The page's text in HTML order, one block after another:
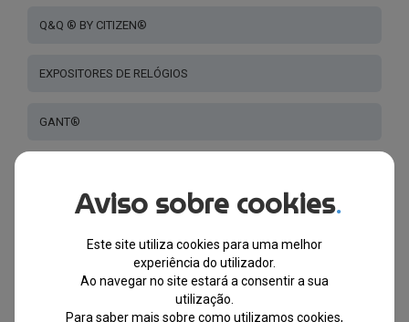
Q&Q ® BY CITIZEN®
EXPOSITORES DE RELÓGIOS
GANT®
TED BAKER ®
PUMA®
Aviso sobre cookies.
Este site utiliza cookies para uma melhor
experiência do utilizador.
Ao navegar no site estará a consentir a sua
utilização.
Para saber mais sobre como utilizamos cookies,